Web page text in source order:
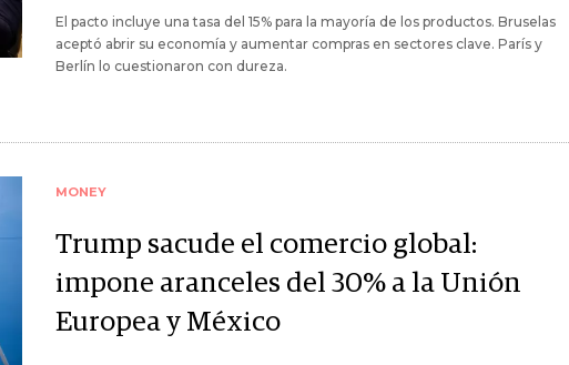
El pacto incluye una tasa del 15% para la mayoría de los productos. Bruselas
aceptó abrir su economía y aumentar compras en sectores clave. París y
Berlín lo cuestionaron con dureza.
MONEY
Trump sacude el comercio global:
impone aranceles del 30% a la Unión
Europea y México